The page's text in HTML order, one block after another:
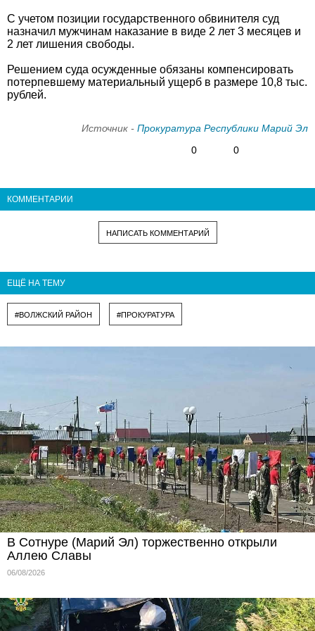
С учетом позиции государственного обвинителя суд
назначил мужчинам наказание в виде 2 лет 3 месяцев и
2 лет лишения свободы.
Решением суда осужденные обязаны компенсировать
потерпевшему материальный ущерб в размере 10,8 тыс.
рублей.
Источник - Прокуратура Республики Марий Эл
0
0
КОММЕНТАРИИ
НАПИСАТЬ КОММЕНТАРИЙ
ЕЩЁ НА ТЕМУ
#ВОЛЖСКИЙ РАЙОН #ПРОКУРАТУРА
В Сотнуре (Марий Эл) торжественно открыли
Аллею Славы
06/08/2026